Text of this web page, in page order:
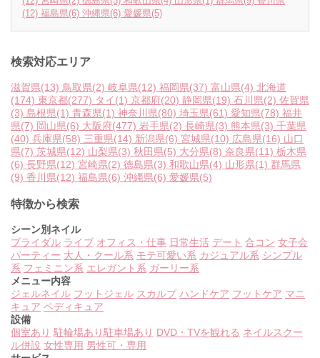
(12) 福島県(6) 沖縄県(6) 愛媛県(5)
検索対応エリア
滋賀県(13) 鳥取県(2) 岐阜県(12) 福岡県(37) 富山県(4) 北海道
(174) 東京都(277) タイ(1) 京都府(20) 静岡県(19) 石川県(2) 佐賀県
(3) 島根県(1) 青森県(1) 神奈川県(80) 埼玉県(61) 愛知県(78) 福井
県(7) 岡山県(6) 大阪府(477) 岩手県(2) 長崎県(3) 熊本県(3) 千葉県
(40) 兵庫県(58) 三重県(14) 新潟県(6) 宮城県(10) 広島県(16) 山口
県(7) 茨城県(12) 山梨県(3) 秋田県(5) 大分県(8) 奈良県(11) 栃木県
(6) 長野県(12) 宮崎県(2) 徳島県(3) 和歌山県(4) 山形県(1) 群馬県
(9) 香川県(12) 福島県(6) 沖縄県(6) 愛媛県(5)
特徴から検索
シーン別ネイル
ブライダル ライブ オフィス・仕事 日常生活 デート 合コン 女子会
パーティー 大人・クール系 モテ可愛い系 カジュアル系 シンプル
系 フェミニン系 エレガント系 ガーリー系
メニュー内容
ジェルネイル フットジェル スカルプ ハンドケア フットケア マニ
キュア ペディキュア
設備
個室あり 駐輪場あり駐車場あり DVD・TVを観れる ネイルスクー
ル併設 女性専用 男性可・専用